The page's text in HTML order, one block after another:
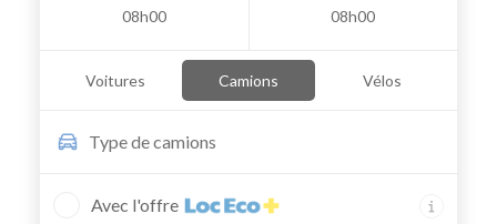
08h00
08h00
Voitures Camions Vélos
Type decamions
Avec l'offre